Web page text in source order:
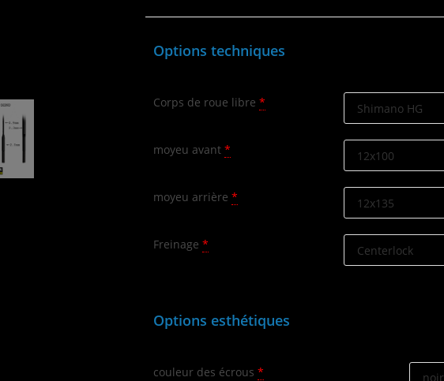
Options techniques
Corps de roue libre *
moyeu avant *
moyeu arrière *
Freinage *
Options esthétiques
couleur des écrous *